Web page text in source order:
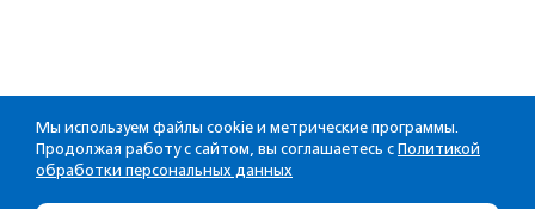
Мы используем файлы cookie и метрические программы.
Продолжая работу с сайтом, вы соглашаетесь с Политикой
обработки персональных данных